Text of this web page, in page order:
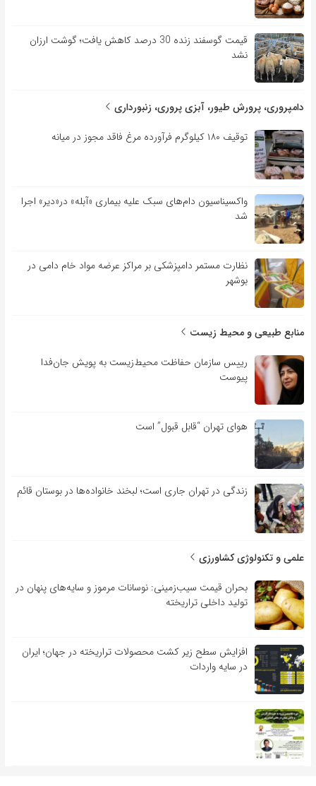
قیمت گوسفند زنده 30 درصد کاهش یافت؛ گوشت ارزان
نشد
دامپروری، پرورش طیور، آبزی پروری، زنبورداری
توقیف ۱۸۰ کیلوگرم فرآورده مرغ فاقد مجوز در میانه
واکسیناسیون دام‌های سبک علیه بیماری «آبله» در«دیر» اجرا
شد
نظارت مستمر دامپزشکی بر مراکز عرضه مواد خام دامی در
بوشهر
منابع طبیعی و محیط زیست
رییس سازمان حفاظت محیط‌زیست به پویش جان‌فدا
پیوست
هوای تهران “قابل قبول” است
زندگی در تهران جاری است؛ لبخند خانواده‌ها در بوستان قائم
علمی و تکنولوژی کشاورزی
بحران قیمت سیب‌زمینی: نوسانات مرموز و سایه‌های پنهان در
تولید داخلی تراریخته
افزایش سطح زیر کشت محصولات تراریخته در جهان؛ ایران
در سایه واردات